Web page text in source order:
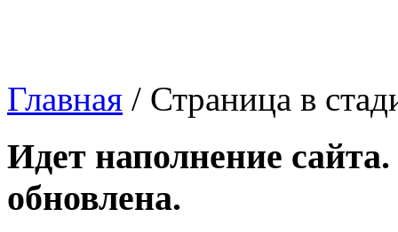
Главная / Страница в
Идет наполнение
обновлена.